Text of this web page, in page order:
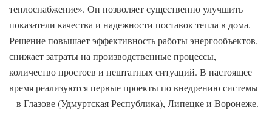
теплоснабжение». Он позволяет существенно улучшить
показатели качества и надежности поставок тепла в дома.
Решение повышает эффективность работы энергообъектов,
снижает затраты на производственные процессы,
количество простоев и нештатных ситуаций. В настоящее
время реализуются первые проекты по внедрению системы
– в Глазове (Удмуртская Республика), Липецке и Воронеже.